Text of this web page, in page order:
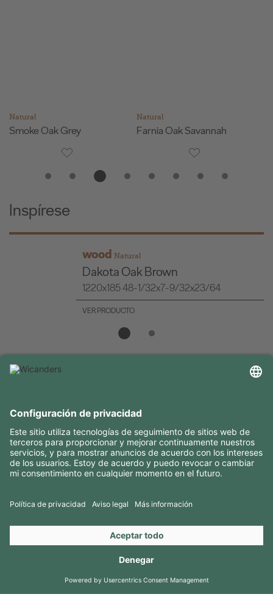
Natural
Smoke Oak Grey
Natural
Farnia Oak Savannah
Inspírese
wood Natural
Dakota Oak Brown
1220x185 48-1/32x7-9/32x23/64
VER PRODUCTO
CONTACTOS
SÍGANOS EN
Copyright 2026 © Amorim Cork Solutions. All rights reserved.
byWebcomum